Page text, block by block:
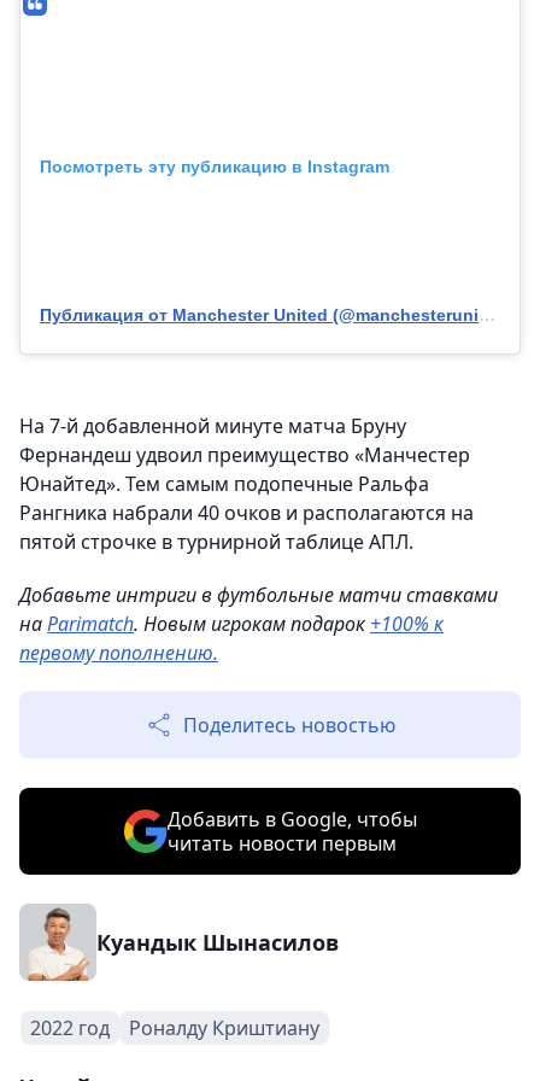
Посмотреть эту публикацию в Instagram
Публикация от Manchester United (@manchesterunited)
На 7-й добавленной минуте матча Бруну
Фернандеш удвоил преимущество «Манчестер
Юнайтед». Тем самым подопечные Ральфа
Рангника набрали 40 очков и располагаются на
пятой строчке в турнирной таблице АПЛ.
Добавьте интриги в футбольные матчи ставками
наParimatch. Новым игрокам подарок+100% к
первому пополнению.
Поделитесь новостью
Добавить в Google, чтобы
читать новости первым
Куандык Шынасилов
2022 год Роналду Криштиану